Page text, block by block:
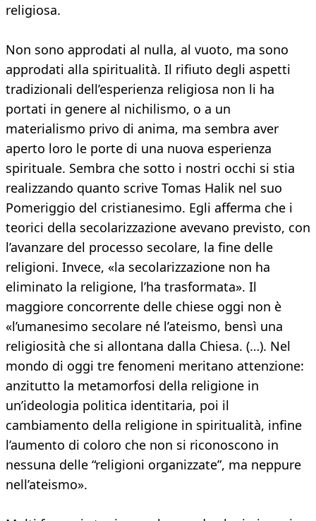
religiosa.
Non sono approdati al nulla, al vuoto, ma sono
approdati alla spiritualità. Il rifiuto degli aspetti
tradizionali dell’esperienza religiosa non li ha
portati in genere al nichilismo, o a un
materialismo privo di anima, ma sembra aver
aperto loro le porte di una nuova esperienza
spirituale. Sembra che sotto i nostri occhi si stia
realizzando quanto scrive Tomas Halik nel suo
Pomeriggio del cristianesimo. Egli afferma che i
teorici della secolarizzazione avevano previsto, con
l’avanzare del processo secolare, la fine delle
religioni. Invece, «la secolarizzazione non ha
eliminato la religione, l’ha trasformata». Il
maggiore concorrente delle chiese oggi non è
«l’umanesimo secolare né l’ateismo, bensì una
religiosità che si allontana dalla Chiesa. (…). Nel
mondo di oggi tre fenomeni meritano attenzione:
anzitutto la metamorfosi della religione in
un’ideologia politica identitaria, poi il
cambiamento della religione in spiritualità, infine
l’aumento di coloro che non si riconoscono in
nessuna delle “religioni organizzate”, ma neppure
nell’ateismo».